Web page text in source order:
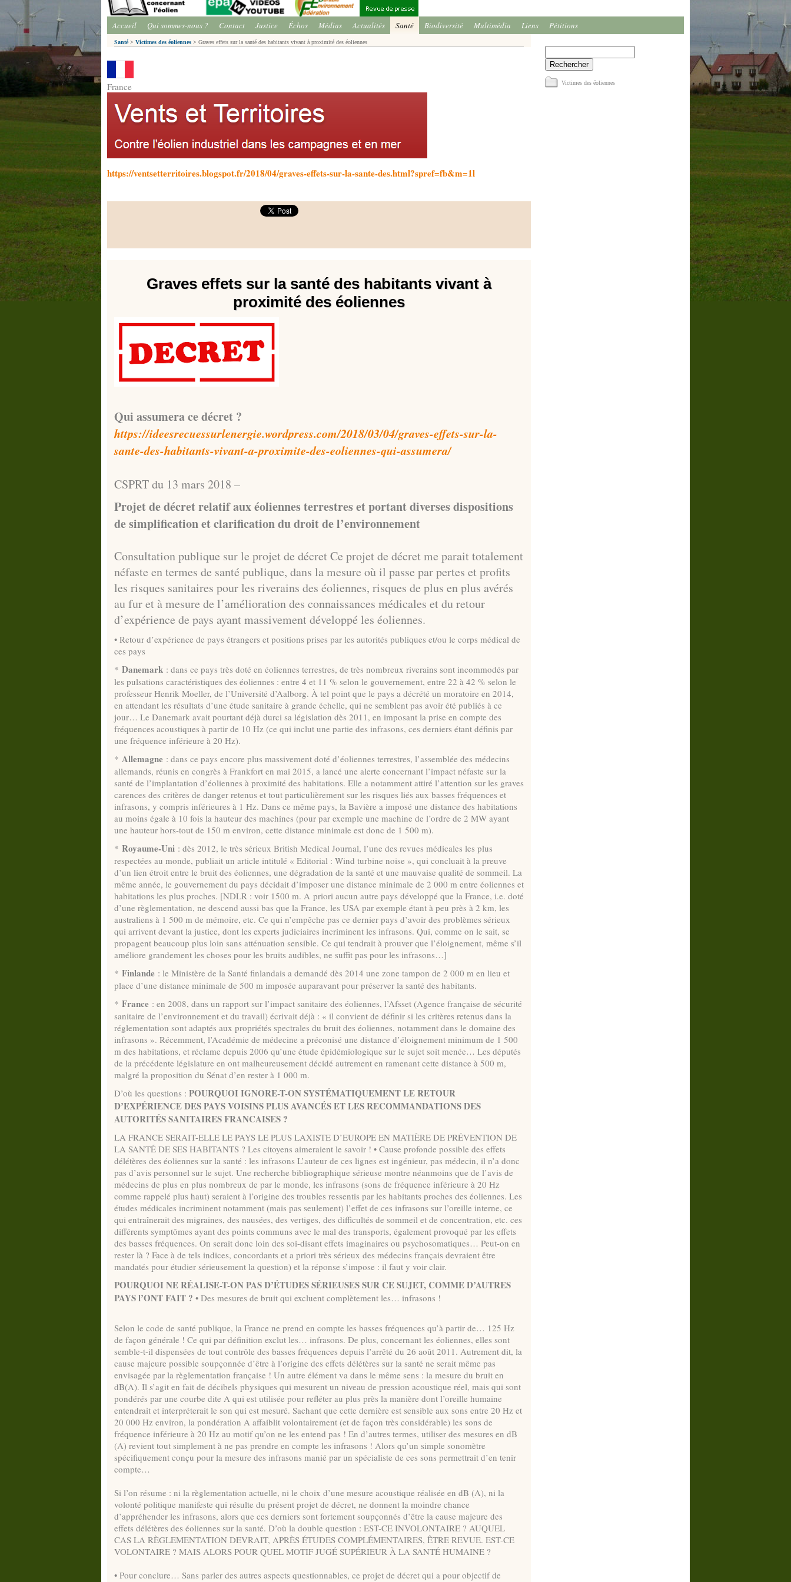
Accueil Qui sommes-nous ? Contact Justice Échos Médias Actualités Santé Biodiversité Multimédia Liens Pétitions
Santé > Victimes des éoliennes > Graves effets sur la santé des habitants vivant à proximité des éoliennes
France
https://ventsetterritoires.blogspot.fr/2018/04/graves-effets-sur-la-sante-des.html?spref=fb&m=1l
Graves effets sur la santé des habitants vivant à
proximité des éoliennes
Qui assumera ce décret ?
https://ideesrecuessurlenergie.wordpress.com/2018/03/04/graves-effets-sur-la-
sante-des-habitants-vivant-a-proximite-des-eoliennes-qui-assumera/
CSPRT du 13 mars 2018 –
Projet de décret relatif aux éoliennes terrestres et portant diverses dispositions
de simplification et clarification du droit de l’environnement
Consultation publique sur le projet de décret Ce projet de décret me parait totalement
néfaste en termes de santé publique, dans la mesure où il passe par pertes et profits
les risques sanitaires pour les riverains des éoliennes, risques de plus en plus avérés
au fur et à mesure de l’amélioration des connaissances médicales et du retour
d’expérience de pays ayant massivement développé les éoliennes.
• Retour d’expérience de pays étrangers et positions prises par les autorités publiques et/ou le corps médical de
ces pays
* Danemark : dans ce pays très doté en éoliennes terrestres, de très nombreux riverains sont incommodés par
les pulsations caractéristiques des éoliennes : entre 4 et 11 % selon le gouvernement, entre 22 à 42 % selon le
professeur Henrik Moeller, de l’Université d’Aalborg. À tel point que le pays a décrété un moratoire en 2014,
en attendant les résultats d’une étude sanitaire à grande échelle, qui ne semblent pas avoir été publiés à ce
jour… Le Danemark avait pourtant déjà durci sa législation dès 2011, en imposant la prise en compte des
fréquences acoustiques à partir de 10 Hz (ce qui inclut une partie des infrasons, ces derniers étant définis par
une fréquence inférieure à 20 Hz).
* Allemagne : dans ce pays encore plus massivement doté d’éoliennes terrestres, l’assemblée des médecins
allemands, réunis en congrès à Frankfort en mai 2015, a lancé une alerte concernant l’impact néfaste sur la
santé de l’implantation d’éoliennes à proximité des habitations. Elle a notamment attiré l’attention sur les graves
carences des critères de danger retenus et tout particulièrement sur les risques liés aux basses fréquences et
infrasons, y compris inférieures à 1 Hz. Dans ce même pays, la Bavière a imposé une distance des habitations
au moins égale à 10 fois la hauteur des machines (pour par exemple une machine de l’ordre de 2 MW ayant
une hauteur hors-tout de 150 m environ, cette distance minimale est donc de 1 500 m).
* Royaume-Uni : dès 2012, le très sérieux British Medical Journal, l’une des revues médicales les plus
respectées au monde, publiait un article intitulé « Editorial : Wind turbine noise », qui concluait à la preuve
d’un lien étroit entre le bruit des éoliennes, une dégradation de la santé et une mauvaise qualité de sommeil. La
même année, le gouvernement du pays décidait d’imposer une distance minimale de 2 000 m entre éoliennes et
habitations les plus proches. [NDLR : voir 1500 m. A priori aucun autre pays développé que la France, i.e. doté
d’une règlementation, ne descend aussi bas que la France, les USA par exemple étant à peu près à 2 km, les
australiens à 1 500 m de mémoire, etc. Ce qui n’empêche pas ce dernier pays d’avoir des problèmes sérieux
qui arrivent devant la justice, dont les experts judiciaires incriminent les infrasons. Qui, comme on le sait, se
propagent beaucoup plus loin sans atténuation sensible. Ce qui tendrait à prouver que l’éloignement, même s’il
améliore grandement les choses pour les bruits audibles, ne suffit pas pour les infrasons…]
* Finlande : le Ministère de la Santé finlandais a demandé dès 2014 une zone tampon de 2 000 m en lieu et
place d’une distance minimale de 500 m imposée auparavant pour préserver la santé des habitants.
* France : en 2008, dans un rapport sur l’impact sanitaire des éoliennes, l’Afsset (Agence française de sécurité
sanitaire de l’environnement et du travail) écrivait déjà : « il convient de définir si les critères retenus dans la
réglementation sont adaptés aux propriétés spectrales du bruit des éoliennes, notamment dans le domaine des
infrasons ». Récemment, l’Académie de médecine a préconisé une distance d’éloignement minimum de 1 500
m des habitations, et réclame depuis 2006 qu’une étude épidémiologique sur le sujet soit menée… Les députés
de la précédente législature en ont malheureusement décidé autrement en ramenant cette distance à 500 m,
malgré la proposition du Sénat d’en rester à 1 000 m.
D’où les questions : POURQUOI IGNORE-T-ON SYSTÉMATIQUEMENT LE RETOUR
D’EXPÉRIENCE DES PAYS VOISINS PLUS AVANCÉS ET LES RECOMMANDATIONS DES
AUTORITÉS SANITAIRES FRANCAISES ?
LA FRANCE SERAIT-ELLE LE PAYS LE PLUS LAXISTE D’EUROPE EN MATIÈRE DE PRÉVENTION DE
LA SANTÉ DE SES HABITANTS ? Les citoyens aimeraient le savoir ! • Cause profonde possible des effets
délétères des éoliennes sur la santé : les infrasons L’auteur de ces lignes est ingénieur, pas médecin, il n’a donc
pas d’avis personnel sur le sujet. Une recherche bibliographique sérieuse montre néanmoins que de l’avis de
médecins de plus en plus nombreux de par le monde, les infrasons (sons de fréquence inférieure à 20 Hz
comme rappelé plus haut) seraient à l’origine des troubles ressentis par les habitants proches des éoliennes. Les
études médicales incriminent notamment (mais pas seulement) l’effet de ces infrasons sur l’oreille interne, ce
qui entraînerait des migraines, des nausées, des vertiges, des difficultés de sommeil et de concentration, etc. ces
différents symptômes ayant des points communs avec le mal des transports, également provoqué par les effets
des basses fréquences. On serait donc loin des soi-disant effets imaginaires ou psychosomatiques… Peut-on en
rester là ? Face à de tels indices, concordants et a priori très sérieux des médecins français devraient être
mandatés pour étudier sérieusement la question) et la réponse s’impose : il faut y voir clair.
POURQUOI NE RÉALISE-T-ON PAS D’ÉTUDES SÉRIEUSES SUR CE SUJET, COMME D’AUTRES
PAYS l’ONT FAIT ? • Des mesures de bruit qui excluent complètement les… infrasons !
Selon le code de santé publique, la France ne prend en compte les basses fréquences qu’à partir de… 125 Hz
de façon générale ! Ce qui par définition exclut les… infrasons. De plus, concernant les éoliennes, elles sont
semble-t-il dispensées de tout contrôle des basses fréquences depuis l’arrêté du 26 août 2011. Autrement dit, la
cause majeure possible soupçonnée d’être à l’origine des effets délétères sur la santé ne serait même pas
envisagée par la règlementation française ! Un autre élément va dans le même sens : la mesure du bruit en
dB(A). Il s’agit en fait de décibels physiques qui mesurent un niveau de pression acoustique réel, mais qui sont
pondérés par une courbe dite A qui est utilisée pour refléter au plus près la manière dont l’oreille humaine
entendrait et interpréterait le son qui est mesuré. Sachant que cette dernière est sensible aux sons entre 20 Hz et
20 000 Hz environ, la pondération A affaiblit volontairement (et de façon très considérable) les sons de
fréquence inférieure à 20 Hz au motif qu’on ne les entend pas ! En d’autres termes, utiliser des mesures en dB
(A) revient tout simplement à ne pas prendre en compte les infrasons ! Alors qu’un simple sonomètre
spécifiquement conçu pour la mesure des infrasons manié par un spécialiste de ces sons permettrait d’en tenir
compte…
Si l’on résume : ni la règlementation actuelle, ni le choix d’une mesure acoustique réalisée en dB (A), ni la
volonté politique manifeste qui résulte du présent projet de décret, ne donnent la moindre chance
d’appréhender les infrasons, alors que ces derniers sont fortement soupçonnés d’être la cause majeure des
effets délétères des éoliennes sur la santé. D’où la double question : EST-CE INVOLONTAIRE ? AUQUEL
CAS LA RÈGLEMENTATION DEVRAIT, APRÈS ÉTUDES COMPLÉMENTAIRES, ÊTRE REVUE. EST-CE
VOLONTAIRE ? MAIS ALORS POUR QUEL MOTIF JUGÉ SUPÉRIEUR À LA SANTÉ HUMAINE ?
• Pour conclure… Sans parler des autres aspects questionnables, ce projet de décret qui a pour objectif de